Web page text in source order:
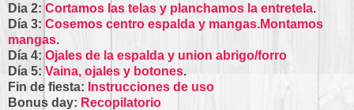
Dia 2: Cortamos las telas y planchamos la entretela.
Día 3: Cosemos centro espalda y mangas.Montamos
mangas.
Día 4: Ojales de la espalda y union abrigo/forro
Día 5: Vaina, ojales y botones.
Fin de fiesta: Instrucciones de uso
Bonus day: Recopilatorio